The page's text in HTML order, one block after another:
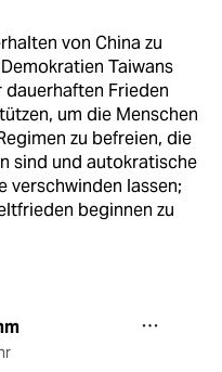
von China zu
Taiwans
Frieden
um die Menschen
zu befreien, die
sind und autokratische
verschwinden lassen;
beginnen zu